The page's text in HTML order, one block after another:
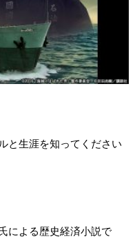
と生涯を知ってください
による歴史経済小説で